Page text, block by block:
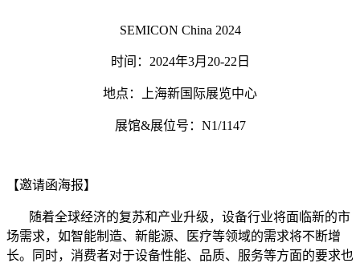
SEMICON China 2024
时间：2024年3月20-22日
地点：上海新国际展览中心
展馆&展位号：N1/1147
【邀请函海报】
随着全球经济的复苏和产业升级，设备行业将面临新的市
场需求，如智能制造、新能源、医疗等领域的需求将不断增
长。同时，消费者对于设备性能、品质、服务等方面的要求也